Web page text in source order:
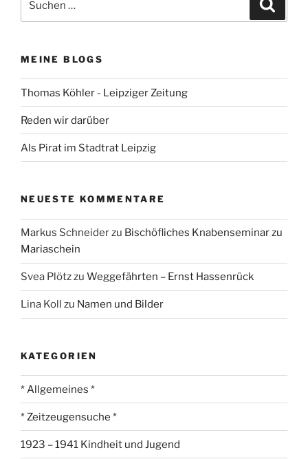
nach:
MEINE BLOGS
Thomas Köhler - Leipziger Zeitung
Reden wir darüber
Als Pirat im Stadtrat Leipzig
NEUESTE KOMMENTARE
Markus Schneiderzu Bischöfliches Knabenseminar zu
Mariaschein
Svea Plötzzu Weggefährten – Ernst Hassenrück
Lina Koll zu Namen und Bilder
KATEGORIEN
* Allgemeines *
* Zeitzeugensuche *
1923 – 1941 Kindheit und Jugend